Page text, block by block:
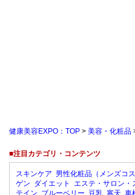
健康美容EXPO：TOP > 美容・化粧品
■注目カテゴリ・コンテンツ
スキンケア 男性化粧品（メンズコス
ゲン ダイエット エステ・サロン・
テイン ブルーベリー 豆乳 寒天 車